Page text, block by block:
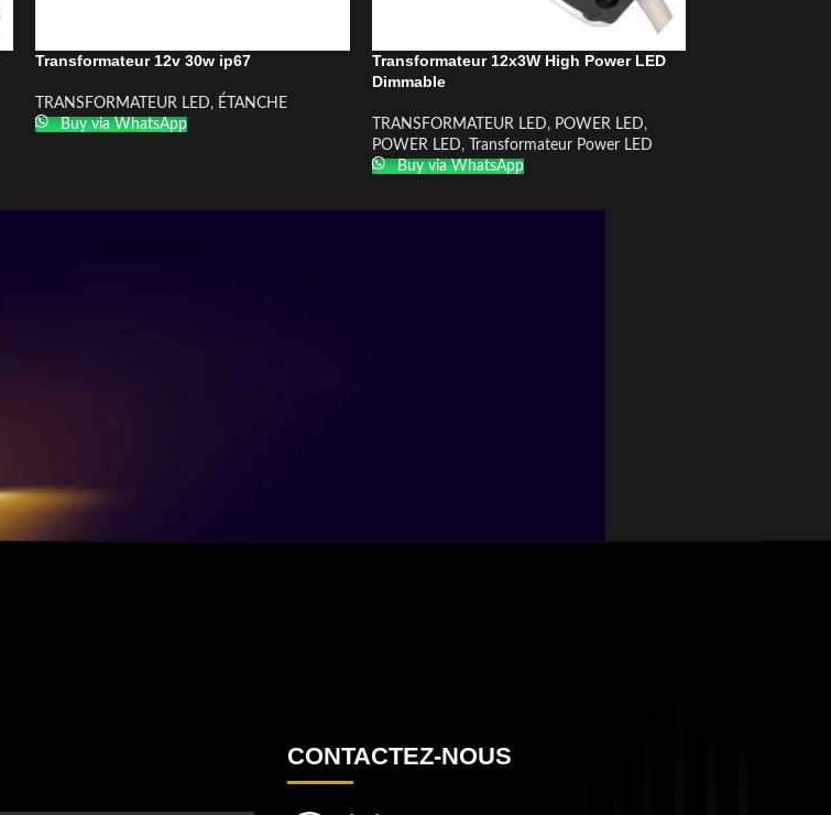
Transformateur 12v 30w ip67
TRANSFORMATEUR LED, ÉTANCHE
Buy via WhatsApp
Transformateur 12x3W High Power LED
Dimmable
TRANSFORMATEUR LED, POWER LED,
POWER LED,
Transformateur Power LED
Buy via WhatsApp
CONTACTEZ-NOUS